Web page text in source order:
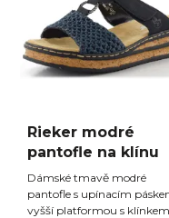
Rieker modré
pantofle na klínu
Dámské tmavě modré
pantofle s upínacím
vyšší platformou s